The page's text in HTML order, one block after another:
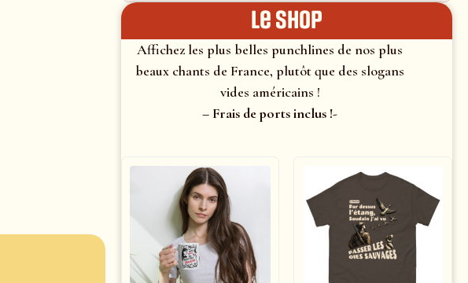
le shop
Affichez les plus belles punchlines de nos plus
beaux chants de France, plutôt que des slogans
vides américains !
– Frais de ports inclus !-